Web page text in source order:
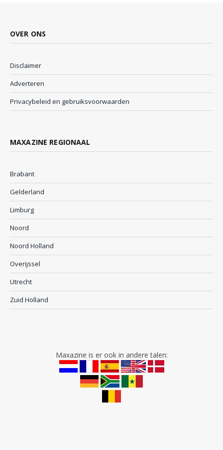
OVER ONS
Disclaimer
Adverteren
Privacybeleid en gebruiksvoorwaarden
MAXAZINE REGIONAAL
Brabant
Gelderland
Limburg
Noord
Noord Holland
Overijssel
Utrecht
Zuid Holland
Maxazine is er ook in andere talen: